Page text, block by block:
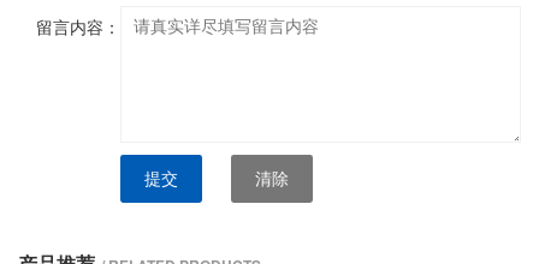
留言内容：
提交 清除